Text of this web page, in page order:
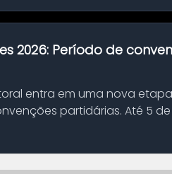
2026: Período de
entra em uma nova
partidárias. Até 5